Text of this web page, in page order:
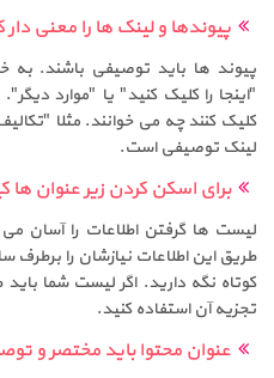
پیوندها و لینک ها را معنی دار
پیوند ها باید توصیفی باشند. به
"اینجا را کلیک کنید" یا "موارد
لینک توصیفی است.
برای اسکن کردن زیر عنوان ها
لیست ها گرفتن اطلاعات را آسان
طریق این اطلاعات نیازشان را برطرف
کوتاه نگه دارید. اگر لیست شما
تجزیه آن استفاده کنید.
عنوان محتوا باید مختصر و